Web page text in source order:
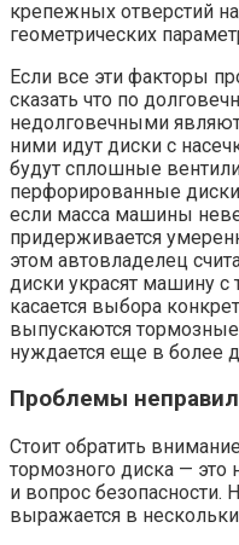
крепежных отверстий
геометрических
Если все эти факторы
сказать что по
недолговечными
ними идут диски с
будут сплошные
перфорированные
если масса машины
придерживается
этом автовладелец
диски украсят машину с
касается выбора
выпускаются тормозные
нуждается еще в более
Проблемы
Стоит обратить
тормозного диска — это
и вопрос
выражается в